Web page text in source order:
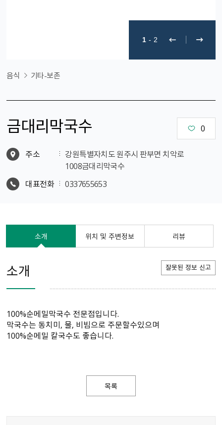
1 - 2
음식 기타-보존
금대리막국수 0
주소
강원특별자치도 원주시 판부면 치악로
1008금대리막국수
대표전화
0337655653
소개 위치 및 주변정보 리뷰
소개 잘못된 정보 신고
100%순메밀막국수 전문점입니다.
막국수는 동치미, 물, 비빔으로 주문할수있으며
100%순메밀 칼국수도 좋습니다.
목록